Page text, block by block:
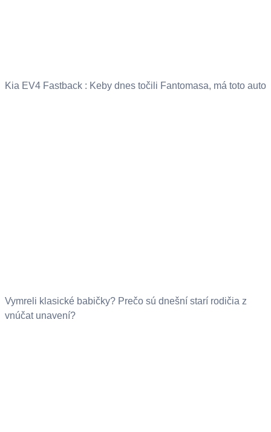
Kia EV4 Fastback : Keby dnes točili Fantomasa, má toto auto
Vymreli klasické babičky? Prečo sú dnešní starí rodičia z
vnúčat unavení?